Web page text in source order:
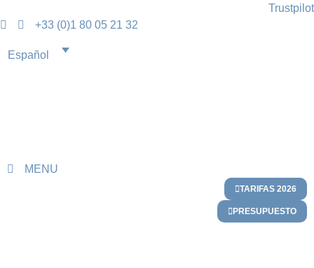
Trustpilot
+33 (0)1 80 05 21 32
Español
MENU
TARIFAS 2026
PRESUPUESTO